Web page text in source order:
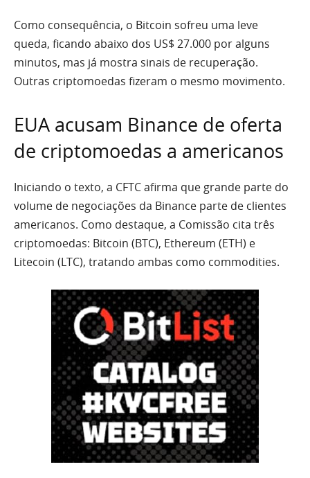
Como consequência, o Bitcoin sofreu uma leve
queda, ficando abaixo dos US$ 27.000 por alguns
minutos, mas já mostra sinais de recuperação.
Outras criptomoedas fizeram o mesmo movimento.
EUA acusam Binance de oferta
de criptomoedas a americanos
Iniciando o texto, a CFTC afirma que grande parte do
volume de negociações da Binance parte de clientes
americanos. Como destaque, a Comissão cita três
criptomoedas: Bitcoin (BTC), Ethereum (ETH) e
Litecoin (LTC), tratando ambas como commodities.